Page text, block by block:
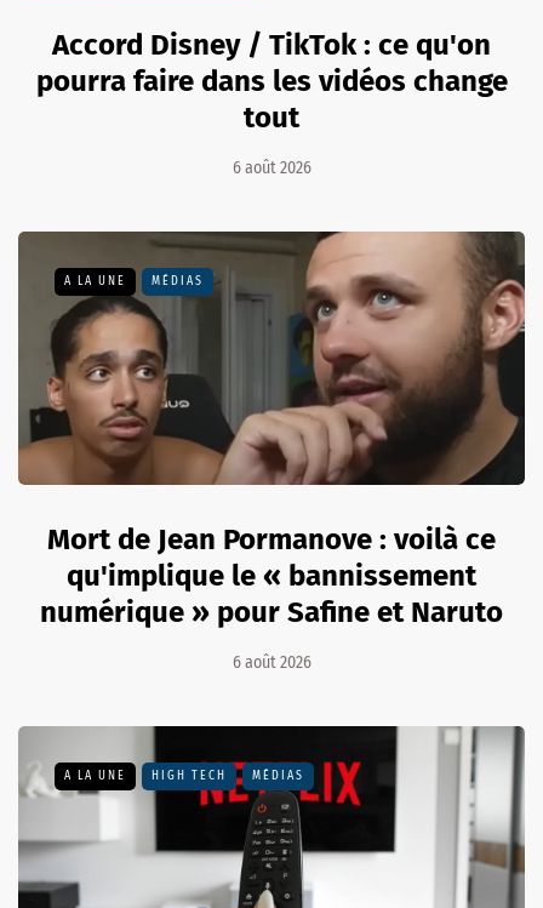
Accord Disney / TikTok : ce qu'on
pourra faire dans les vidéos change
tout
6 août 2026
A LA UNE MÉDIAS
Mort de Jean Pormanove : voilà ce
qu'implique le « bannissement
numérique » pour Safine et Naruto
6 août 2026
A LA UNE HIGH TECH MÉDIAS